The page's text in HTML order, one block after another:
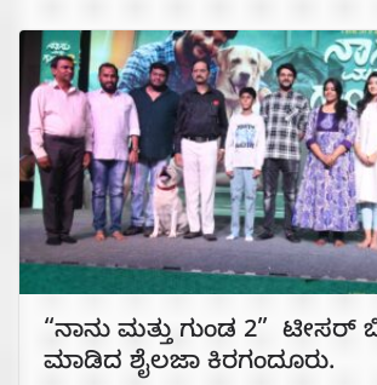
“ನಾನು ಮತ್ತು ಗುಂಡ 2” ಟೀಸರ್
ಮಾಡಿದ ಶೈಲಜಾ ಕಿರಗಂದೂರು.